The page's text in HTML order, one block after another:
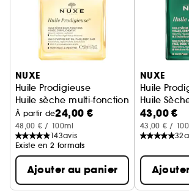
Ignorer le carrousel produits
NUXE
Huile Prodigieuse
Huile sèche multi-fonctions visage,
À partir de24,00 €
48,00 € / 100ml
143avis
Existe en 2 formats
Ajouter au panier
NUXE
Huile
Huile
43,00 €
43,00 € /
32